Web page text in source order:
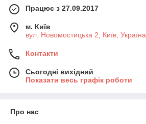
Працює з 27.09.2017
м. Київ
вул. Новомостицька 2, Київ, Україна
Контакти
Сьогодні вихідний
Показати весь графік роботи
Про нас